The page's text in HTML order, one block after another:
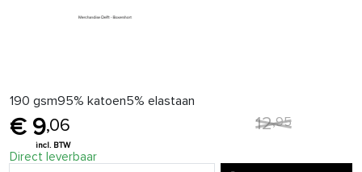
190 gsm95% katoen5% elastaan
9,06 12,95
Direct leverbaar